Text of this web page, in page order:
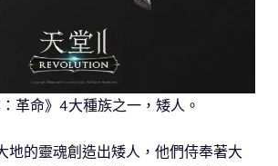
：革命》4大種族之一，矮人。
地的靈魂創造出矮人，他們侍奉著大